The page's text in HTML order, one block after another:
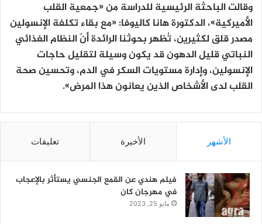
وقالت الباحثة الرئيسية للدراسة من «جمعية القلب
الأميركية»، الدكتورة هانا كاليوفا: «مع بقاء تكلفة الإنسولين
مصدر قلق لكثيرين، تُظهر بحوثنا الرائدة أنّ النظام الغذائي
النباتي قليل الدهون قد يكون وسيلة لتقليل حاجات
الإنسولين، وإدارة مستويات السكر في الدم، وتحسين صحة
القلب لدى الأشخاص الذين يعانون هذا المرض».
الأشهر الأخيرة تعليقات
فيلم هندي عن القمع الجنسي يستأثر بالإعجاب
في مهرجان كان
مايو 25, 2023